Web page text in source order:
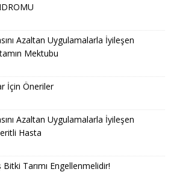
Azaltan Uygulamalarla İyileşen
Mektubu
İçin Öneriler
Azaltan Uygulamalarla İyileşen
Hasta
Tarımı Engellenmelidir!